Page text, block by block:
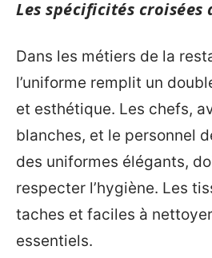
Les spécificités croisées
Dans les métiers de la
l’uniforme remplit un
et esthétique. Les chefs,
blanches, et le personnel
des uniformes élégants,
respecter l’hygiène. Les
taches et faciles à
essentiels.